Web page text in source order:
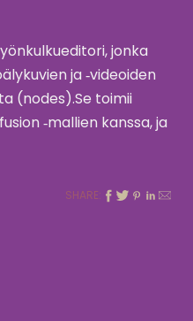
jonka
ja ‑videoiden
(nodes).Se toimii
‑mallien kanssa, ja
SHARE: